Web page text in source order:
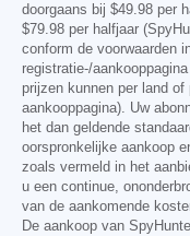
doorgaans bij $49.98 per
$79.98 per halfjaar
conform de voorwaarden
registratie-/
prijzen kunnen per land
aankooppagina). Uw
het dan geldende
oorspronkelijke aankoop
zoals vermeld in het
u een continue,
van de aankomende
De aankoop van